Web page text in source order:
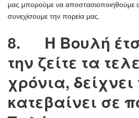
μας μπορούμε να αποστασιοποιηθούμε
συνεχίσουμε την πορεία μας.
8. Η Βουλή
την ζείτε τα
χρόνια,
κατεβαίνει σε